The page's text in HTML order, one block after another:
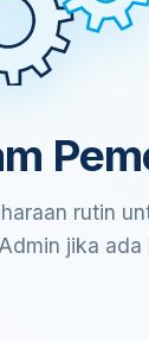
rutin
jika